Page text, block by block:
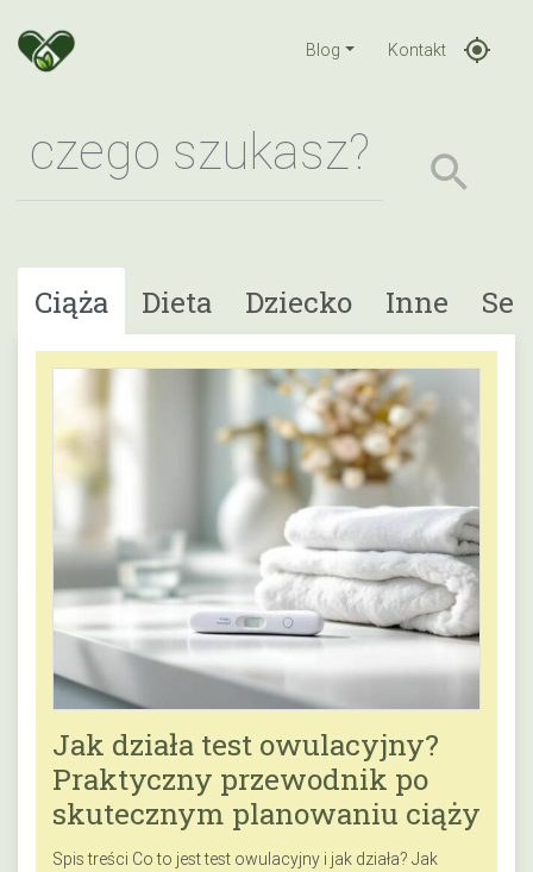
Blog Kontakt gps_fixed
search
Ciąża Dieta Dziecko Inne
Jak działa test owulacyjny?
Praktyczny przewodnik po
skutecznym planowaniu ciąży
Spis treści Co to jest test owulacyjny i jak działa? Jak